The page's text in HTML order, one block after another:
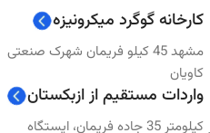
شرکت توزیع کننده + وارد
کننده:
کارخانه گوگرد میکرونیزه
مشهد 45 کیلو فریمان شهرک صنعتی
کاویان
واردات مستقیم از ازبکستان
کیلومتر 35 جاده فریمان، ایستگاه